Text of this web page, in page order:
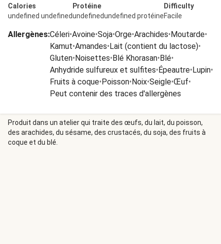
Calories
undefined undefined
Protéine
undefinedundefined protéine
Difficulty
Facile
Allergènes:Céleri•Avoine•Soja•Orge•Arachides•Moutarde•
Kamut•Amandes•Lait (contient du lactose)•
Gluten•Noisettes•Blé Khorasan•Blé•
Anhydride sulfureux et sulfites•Épeautre•Lupin•
Fruits à coque•Poisson•Noix•Seigle•Œuf•
Peut contenir des traces d'allergènes
Produit dans un atelier qui traite des œufs, du lait, du poisson,
des arachides, du sésame, des crustacés, du soja, des fruits à
coque et du blé.